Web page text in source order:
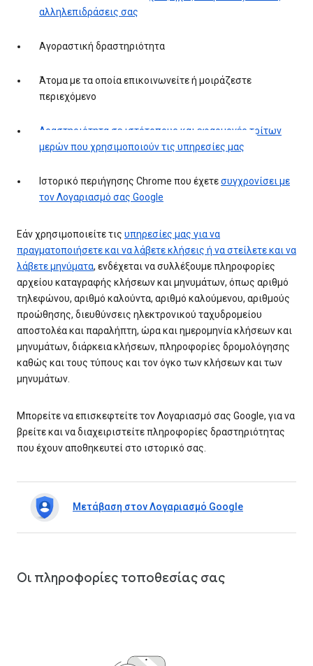
αλληλεπιδράσεις σας
Αγοραστική δραστηριότητα
Άτομα με τα οποία επικοινωνείτε ή μοιράζεστε
περιεχόμενο
Δραστηριότητα σε ιστότοπους και εφαρμογές τρίτων
μερών που χρησιμοποιούν τις υπηρεσίες μας
Ιστορικό περιήγησης Chrome που έχετεσυγχρονίσει με
τον Λογαριασμό σας Google
Εάν χρησιμοποιείτε τις υπηρεσίες μας για να
πραγματοποιήσετε και να λάβετε κλήσεις ή να στείλετε και να
λάβετε μηνύματα, ενδέχεται να συλλέξουμε πληροφορίες
αρχείου καταγραφής κλήσεων και μηνυμάτων, όπως αριθμό
τηλεφώνου, αριθμό καλούντα, αριθμό καλούμενου, αριθμούς
προώθησης, διευθύνσεις ηλεκτρονικού ταχυδρομείου
αποστολέα και παραλήπτη, ώρα και ημερομηνία κλήσεων και
μηνυμάτων, διάρκεια κλήσεων, πληροφορίες δρομολόγησης
καθώς και τους τύπους και τον όγκο των κλήσεων και των
μηνυμάτων.
Μπορείτε να επισκεφτείτε τον Λογαριασμό σας Google, για να
βρείτε και να διαχειριστείτε πληροφορίες δραστηριότητας
που έχουν αποθηκευτεί στο ιστορικό σας.
Μετάβαση στον Λογαριασμό Google
Οι πληροφορίες τοποθεσίας σας